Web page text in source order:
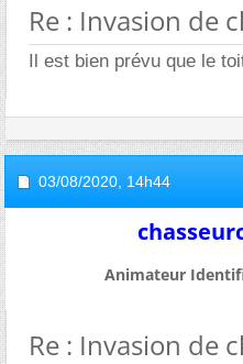
Re : Invasion de
Il est bien prévu que le
03/08/2020, 14h44
Animateur
Re : Invasion de